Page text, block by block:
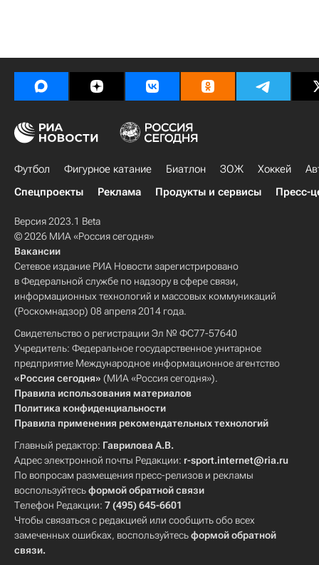
Футбол Фигурное катание Биатлон ЗОЖ Хоккей
Спецпроекты
Реклама Продукты и сервисы Пресс-
Версия 2023.1 Beta
© 2026 МИА «Россия сегодня»
Вакансии
Сетевое издание РИА Новости зарегистрировано
в Федеральной службе по надзору в сфере связи,
информационных технологий и массовых коммуникаций
(Роскомнадзор) 08 апреля 2014 года.
Свидетельство о регистрации Эл № ФС77-57640
Учредитель: Федеральное государственное унитарное
предприятие Международное информационное агентство
«Россия сегодня» (МИА «Россия сегодня»).
Правила использования материалов
Политика конфиденциальности
Правила применения рекомендательных технологий
Главный редактор: Гаврилова А.В.
Адрес электронной почты Редакции: r-sport.internet@ria.ru
По вопросам размещения пресс-релизов и рекламы
воспользуйтесьформой обратной связи
Телефон Редакции: 7 (495) 645-6601
Чтобы связаться с редакцией или сообщить обо всех
замеченных ошибках, воспользуйтесьформой обратной
связи.